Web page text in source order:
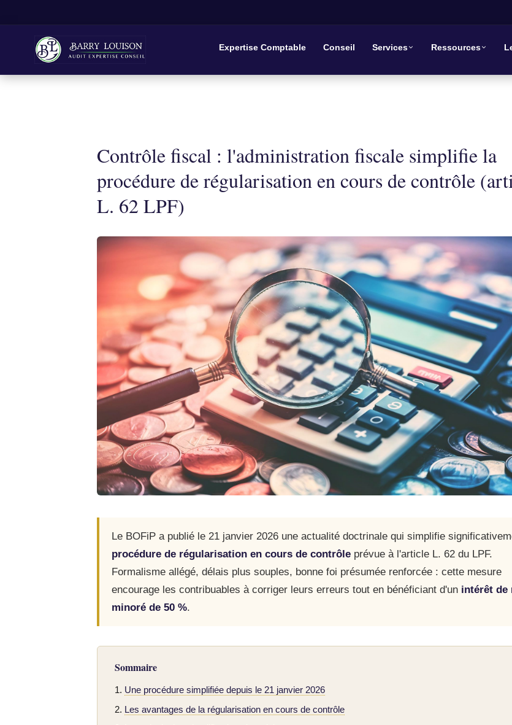
Expertise Comptable Conseil Services Ressources
Contrôle fiscal : l'administration fiscale simplifie la
procédure de régularisation en cours de contrôle
L. 62 LPF)
Le BOFiP a publié le 21 janvier 2026 une actualité doctrinale qui simplifie
procédure de régularisation en cours de contrôle prévue à l'article L. 62 du LPF.
Formalisme allégé, délais plus souples, bonne foi présumée renforcée : cette mesure
encourage les contribuables à corriger leurs erreurs tout en bénéficiant d'un intérêt de
minoré de 50 %.
Sommaire
Une procédure simplifiée depuis le 21 janvier 2026
Les avantages de la régularisation en cours de contrôle